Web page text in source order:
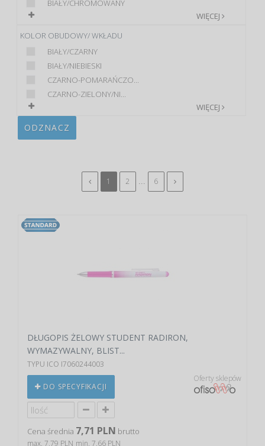
BIAŁY/CHROMOWANY
WIĘCEJ
KOLOR OBUDOWY/ WKŁADU
BIAŁY/CZARNY
BIAŁY/NIEBIESKI
CZARNO-POMARAŃCZO...
CZARNO-ZIELONY/NI...
WIĘCEJ
ODZNACZ
1 2 6
DŁUGOPIS ŻELOWY STUDENT RADIRON,
WYMAZYWALNY, BLIST...
TYPU ICO I7060244003
DO SPECYFIKACJI
Oferty sklepów
Cena średnia 7,71 PLN brutto
max. 7,79 PLN min. 7,66 PLN